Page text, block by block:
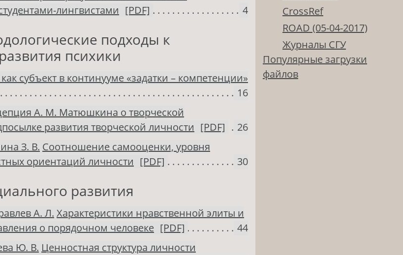
лингвистами [PDF] 4
подходы к
психики
субъект в континууме «задатки – компетенции»
16
А. М. Матюшкина о творческой
развития творческой личности [PDF]
26
З. В. Соотношение самооценки, уровня
ориентаций личности [PDF] 30
развития
А. Л. Характеристики нравственной элиты и
о порядочном человеке [PDF]
44
Ю. В. Ценностная структура личности
CrossRef
ROAD (05-04-2017)
Журналы СГУ
Популярные загрузки
файлов